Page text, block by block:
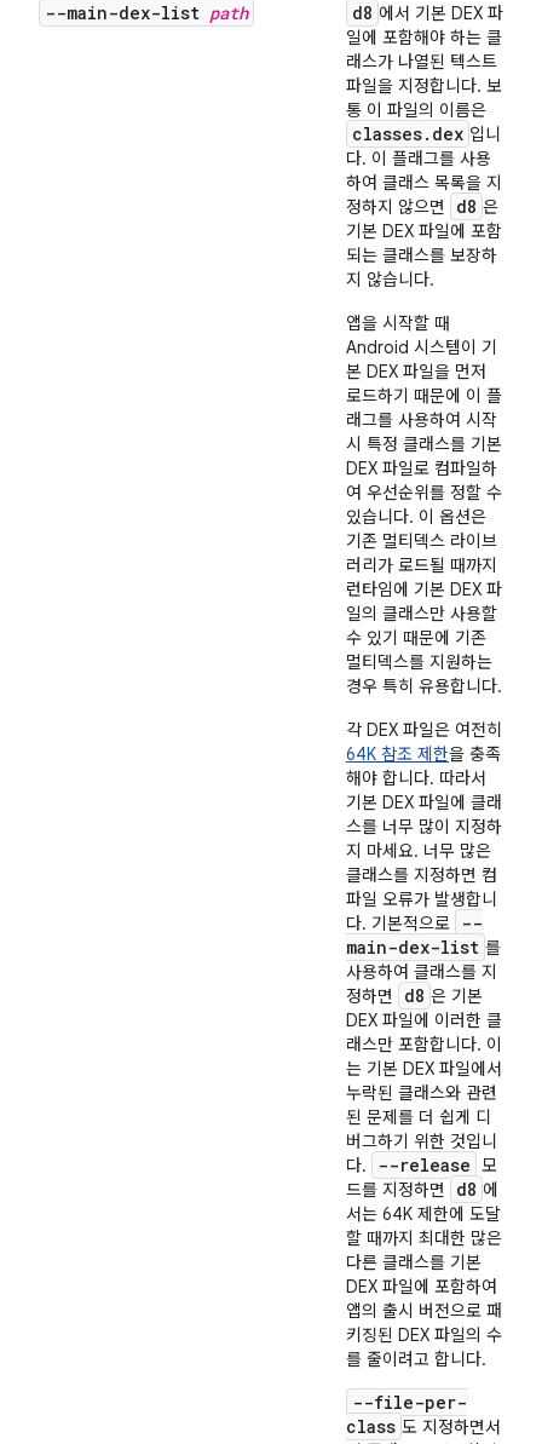
--main-dex-list path d8 에서 기본 DEX 파
일에 포함해야 하는 클
래스가 나열된 텍스트
파일을 지정합니다. 보
통 이 파일의 이름은
classes.dex 입니
다. 이 플래그를 사용
하여 클래스 목록을 지
정하지 않으면
d8 은
기본 DEX 파일에 포함
되는 클래스를 보장하
지 않습니다.
앱을 시작할 때
Android 시스템이 기
본 DEX 파일을 먼저
로드하기 때문에 이 플
래그를 사용하여 시작
시 특정 클래스를 기본
DEX 파일로 컴파일하
여 우선순위를 정할 수
있습니다. 이 옵션은
기존 멀티덱스 라이브
러리가 로드될 때까지
런타임에 기본 DEX 파
일의 클래스만 사용할
수 있기 때문에 기존
멀티덱스를 지원하는
경우 특히 유용합니다.
각 DEX 파일은 여전히
64K 참조 제한을 충족
해야 합니다. 따라서
기본 DEX 파일에 클래
스를 너무 많이 지정하
지 마세요. 너무 많은
클래스를 지정하면 컴
파일 오류가 발생합니
다. 기본적으로
--
main-dex-list 를
사용하여 클래스를 지
정하면
d8 은 기본
DEX 파일에 이러한 클
래스만 포함합니다. 이
는 기본 DEX 파일에서
누락된 클래스와 관련
된 문제를 더 쉽게 디
버그하기 위한 것입니
다.
--release 모
드를 지정하면
d8 에
서는 64K 제한에 도달
할 때까지 최대한 많은
다른 클래스를 기본
DEX 파일에 포함하여
앱의 출시 버전으로 패
키징된 DEX 파일의 수
를 줄이려고 합니다.
--file-per-
class 도 지정하면서